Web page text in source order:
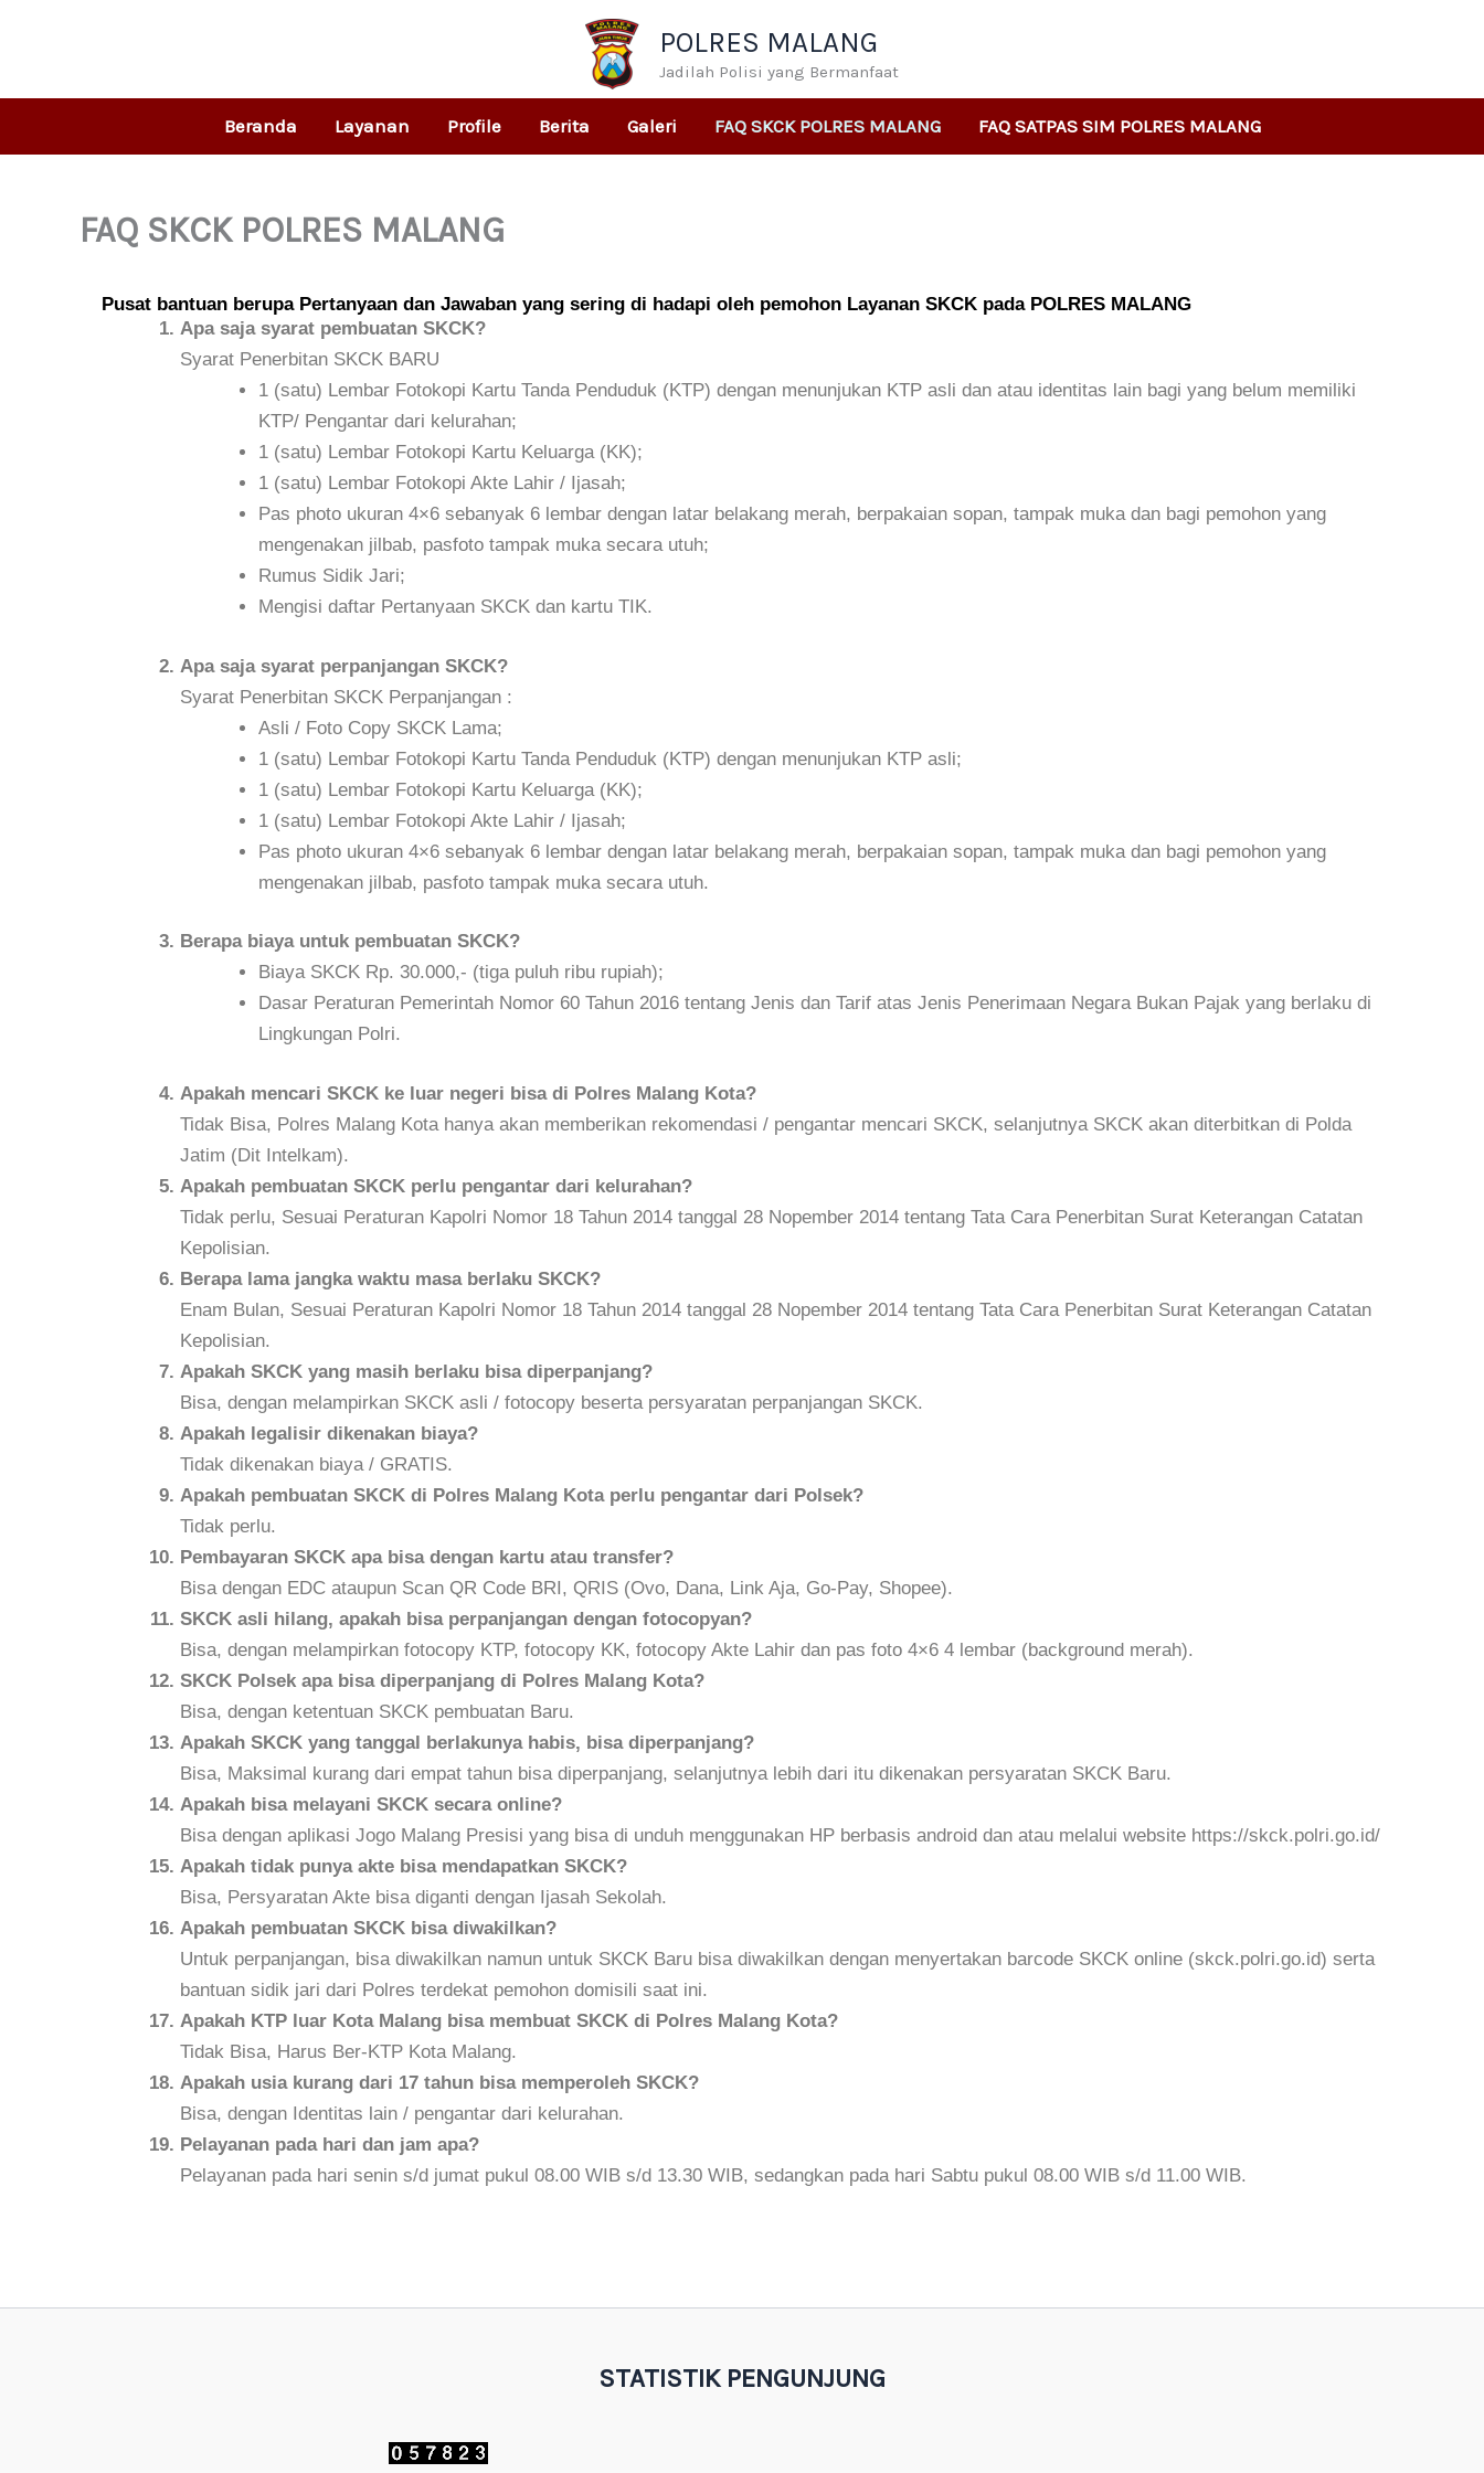
POLRES MALANG
Jadilah Polisi yang Bermanfaat
Beranda Layanan Profile Berita Galeri FAQ SKCK POLRES MALANG FAQ SATPAS SIM POLRES MALANG
FAQ SKCK POLRES MALANG
Pusat bantuan berupa Pertanyaan dan Jawaban yang sering di hadapi oleh pemohon Layanan SKCK pada POLRES MALANG
Apa saja syarat pembuatan SKCK?
Syarat Penerbitan SKCK BARU
1 (satu) Lembar Fotokopi Kartu Tanda Penduduk (KTP) dengan menunjukan KTP asli dan atau identitas lain bagi yang belum memiliki
KTP/ Pengantar dari kelurahan;
1 (satu) Lembar Fotokopi Kartu Keluarga (KK);
1 (satu) Lembar Fotokopi Akte Lahir / Ijasah;
Pas photo ukuran 4×6 sebanyak 6 lembar dengan latar belakang merah, berpakaian sopan, tampak muka dan bagi pemohon yang
mengenakan jilbab, pasfoto tampak muka secara utuh;
Rumus Sidik Jari;
Mengisi daftar Pertanyaan SKCK dan kartu TIK.
Apa saja syarat perpanjangan SKCK?
Syarat Penerbitan SKCK Perpanjangan :
Asli / Foto Copy SKCK Lama;
1 (satu) Lembar Fotokopi Kartu Tanda Penduduk (KTP) dengan menunjukan KTP asli;
1 (satu) Lembar Fotokopi Kartu Keluarga (KK);
1 (satu) Lembar Fotokopi Akte Lahir / Ijasah;
Pas photo ukuran 4×6 sebanyak 6 lembar dengan latar belakang merah, berpakaian sopan, tampak muka dan bagi pemohon yang
mengenakan jilbab, pasfoto tampak muka secara utuh.
Berapa biaya untuk pembuatan SKCK?
Biaya SKCK Rp. 30.000,- (tiga puluh ribu rupiah);
Dasar Peraturan Pemerintah Nomor 60 Tahun 2016 tentang Jenis dan Tarif atas Jenis Penerimaan Negara Bukan Pajak yang berlaku di
Lingkungan Polri.
Apakah mencari SKCK ke luar negeri bisa di Polres Malang Kota?
Tidak Bisa, Polres Malang Kota hanya akan memberikan rekomendasi / pengantar mencari SKCK, selanjutnya SKCK akan diterbitkan di Polda
Jatim (Dit Intelkam).
Apakah pembuatan SKCK perlu pengantar dari kelurahan?
Tidak perlu, Sesuai Peraturan Kapolri Nomor 18 Tahun 2014 tanggal 28 Nopember 2014 tentang Tata Cara Penerbitan Surat Keterangan Catatan
Kepolisian.
Berapa lama jangka waktu masa berlaku SKCK?
Enam Bulan, Sesuai Peraturan Kapolri Nomor 18 Tahun 2014 tanggal 28 Nopember 2014 tentang Tata Cara Penerbitan Surat Keterangan Catatan
Kepolisian.
Apakah SKCK yang masih berlaku bisa diperpanjang?
Bisa, dengan melampirkan SKCK asli / fotocopy beserta persyaratan perpanjangan SKCK.
Apakah legalisir dikenakan biaya?
Tidak dikenakan biaya / GRATIS.
Apakah pembuatan SKCK di Polres Malang Kota perlu pengantar dari Polsek?
Tidak perlu.
Pembayaran SKCK apa bisa dengan kartu atau transfer?
Bisa dengan EDC ataupun Scan QR Code BRI, QRIS (Ovo, Dana, Link Aja, Go-Pay, Shopee).
SKCK asli hilang, apakah bisa perpanjangan dengan fotocopyan?
Bisa, dengan melampirkan fotocopy KTP, fotocopy KK, fotocopy Akte Lahir dan pas foto 4×6 4 lembar (background merah).
SKCK Polsek apa bisa diperpanjang di Polres Malang Kota?
Bisa, dengan ketentuan SKCK pembuatan Baru.
Apakah SKCK yang tanggal berlakunya habis, bisa diperpanjang?
Bisa, Maksimal kurang dari empat tahun bisa diperpanjang, selanjutnya lebih dari itu dikenakan persyaratan SKCK Baru.
Apakah bisa melayani SKCK secara online?
Bisa dengan aplikasi Jogo Malang Presisi yang bisa di unduh menggunakan HP berbasis android dan atau melalui website https://skck.polri.go.id/
Apakah tidak punya akte bisa mendapatkan SKCK?
Bisa, Persyaratan Akte bisa diganti dengan Ijasah Sekolah.
Apakah pembuatan SKCK bisa diwakilkan?
Untuk perpanjangan, bisa diwakilkan namun untuk SKCK Baru bisa diwakilkan dengan menyertakan barcode SKCK online (skck.polri.go.id) serta
bantuan sidik jari dari Polres terdekat pemohon domisili saat ini.
Apakah KTP luar Kota Malang bisa membuat SKCK di Polres Malang Kota?
Tidak Bisa, Harus Ber-KTP Kota Malang.
Apakah usia kurang dari 17 tahun bisa memperoleh SKCK?
Bisa, dengan Identitas lain / pengantar dari kelurahan.
Pelayanan pada hari dan jam apa?
Pelayanan pada hari senin s/d jumat pukul 08.00 WIB s/d 13.30 WIB, sedangkan pada hari Sabtu pukul 08.00 WIB s/d 11.00 WIB.
STATISTIK PENGUNJUNG